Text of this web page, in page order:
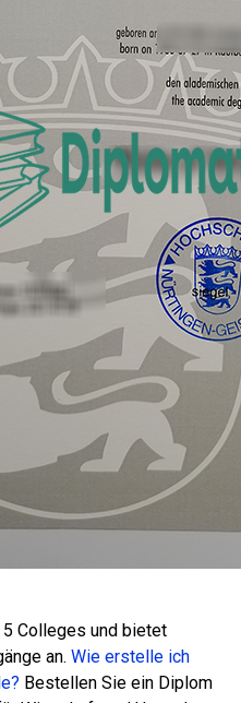
Colleges und bietet
an. Wie erstelle ich
Bestellen Sie ein Diplom